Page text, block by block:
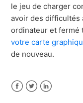
le jeu de charger
avoir des difficultés
ordinateur et fermé
votre carte
de nouveau.